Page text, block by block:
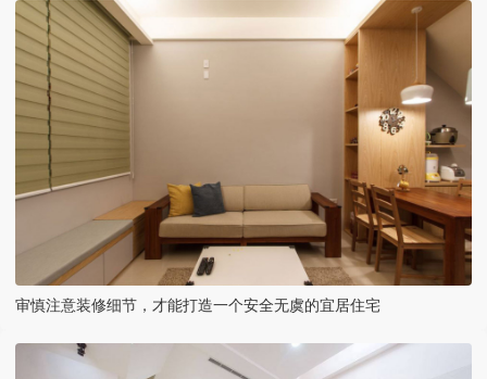
审慎注意装修细节，才能打造一个安全无虞的宜居住宅